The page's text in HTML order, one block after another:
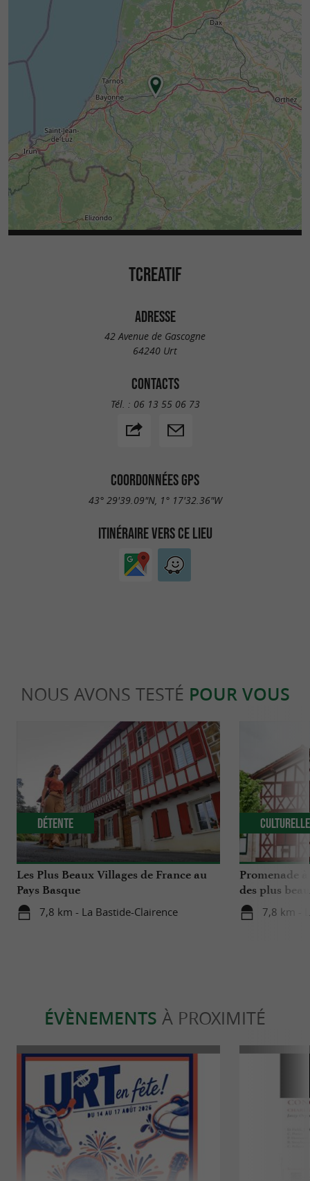
TCREATIF
ADRESSE
42 Avenue de Gascogne
64240 Urt
CONTACTS
Tél. : 06 13 55 06 73
COORDONNÉES GPS
43° 29'39.09"N, 1° 17'32.36"W
ITINÉRAIRE VERS CE LIEU
NOUS AVONS TESTÉ POUR VOUS
Les Plus Beaux Villages de France au
Pays Basque
7,8 km - La Bastide-Clairence
Détente
Promenade
des plus
7,8 km -
Culturelle
ÉVÈNEMENTS À PROXIMITÉ